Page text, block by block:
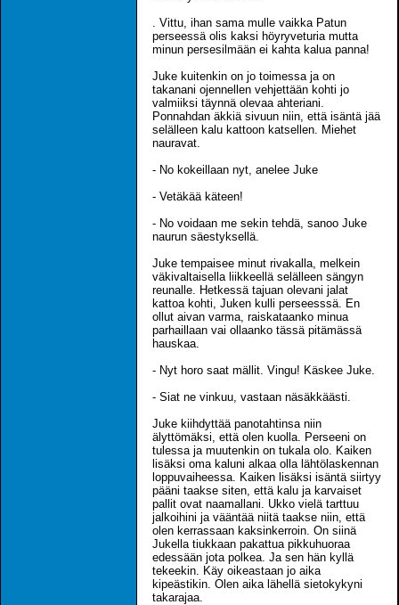
. Vittu, ihan sama mulle vaikka Patun
perseessä olis kaksi höyryveturia mutta
minun persesilmään ei kahta kalua panna!
Juke kuitenkin on jo toimessa ja on
takanani ojennellen vehjettään kohti jo
valmiiksi täynnä olevaa ahteriani.
Ponnahdan äkkiä sivuun niin, että isäntä jää
selälleen kalu kattoon katsellen. Miehet
nauravat.
- No kokeillaan nyt, anelee Juke
- Vetäkää käteen!
- No voidaan me sekin tehdä, sanoo Juke
naurun säestyksellä.
Juke tempaisee minut rivakalla, melkein
väkivaltaisella liikkeellä selälleen sängyn
reunalle. Hetkessä tajuan olevani jalat
kattoa kohti, Juken kulli perseesssä. En
ollut aivan varma, raiskataanko minua
parhaillaan vai ollaanko tässä pitämässä
hauskaa.
- Nyt horo saat mällit. Vingu! Käskee Juke.
- Siat ne vinkuu, vastaan näsäkkäästi.
Juke kiihdyttää panotahtinsa niin
älyttömäksi, että olen kuolla. Perseeni on
tulessa ja muutenkin on tukala olo. Kaiken
lisäksi oma kaluni alkaa olla lähtölaskennan
loppuvaiheessa. Kaiken lisäksi isäntä siirtyy
pääni taakse siten, että kalu ja karvaiset
pallit ovat naamallani. Ukko vielä tarttuu
jalkoihini ja vääntää niitä taakse niin, että
olen kerrassaan kaksinkerroin. On siinä
Jukella tiukkaan pakattua pikkuhuoraa
edessään jota polkea. Ja sen hän kyllä
tekeekin. Käy oikeastaan jo aika
kipeästikin. Olen aika lähellä sietokykyni
takarajaa.